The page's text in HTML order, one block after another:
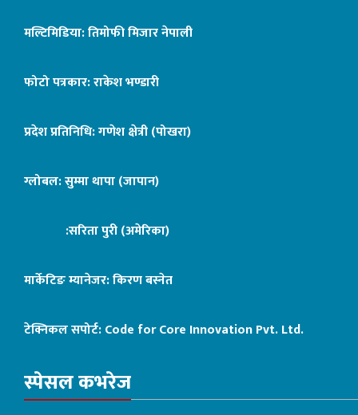
मल्टिमिडिया: तिमोफी मिजार नेपाली
फोटो पत्रकार: राकेश भण्डारी
प्रदेश प्रतिनिधि: गणेश क्षेत्री (पोखरा)
ग्लोबल: सुम्मा थापा (जापान)
:सरिता पुरी (अमेरिका)
मार्केटिङ म्यानेजर: किरण बस्नेत
टेक्निकल सपोर्ट:Code for Core Innovation Pvt. Ltd.
स्पेसल कभरेज